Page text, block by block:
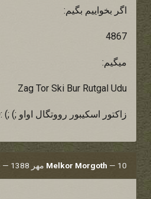
اگر بخواییم بگیم:
4867
میگیم:
Zag Tor Ski Bur Rutgal Udu
زاکتور اسکیبور رووتگال اواو ;) ;) :D ;) ;:D
Melkor Morgoth — 10 مهر 1388 — ساعت 16:05